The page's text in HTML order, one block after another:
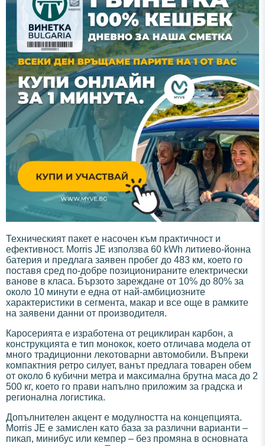
Техническият пакет е насочен към практичност и
ефективност. Morris JE използва 60 kWh литиево-йонна
батерия и предлага заявен пробег до 483 км, което го
поставя сред по-добре позиционираните електрически
ванове в класа. Бързото зареждане от 10% до 80% за
около 10 минути е една от най-амбициозните
характеристики в сегмента, макар и все още в рамките
на заявени данни от производителя.
Каросерията е изработена от рециклиран карбон, а
конструкцията е тип монокок, което отличава модела от
много традиционни лекотоварни автомобили. Въпреки
компактния ретро силует, ванът предлага товарен обем
от около 6 кубични метра и максимална брутна маса до 2
500 кг, което го прави напълно приложим за градска и
регионална логистика.
Допълнителен акцент е модулността на концепцията.
Morris JE е замислен като база за различни варианти –
пикап, минибус или кемпер – без промяна в основната